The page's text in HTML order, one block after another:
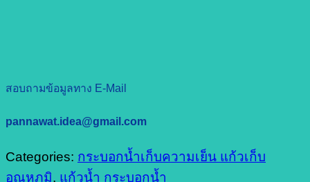
สอบถามข้อมูลทาง E-Mail
pannawat.idea@gmail.com
Categories: กระบอกน้ำเก็บความเย็น แก้วเก็บ
อุณหภูมิ, แก้วน้ำ กระบอกน้ำ